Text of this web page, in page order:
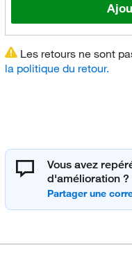
Les retours ne sont
la politique du retour.
Vous avez
d'amélioration ?